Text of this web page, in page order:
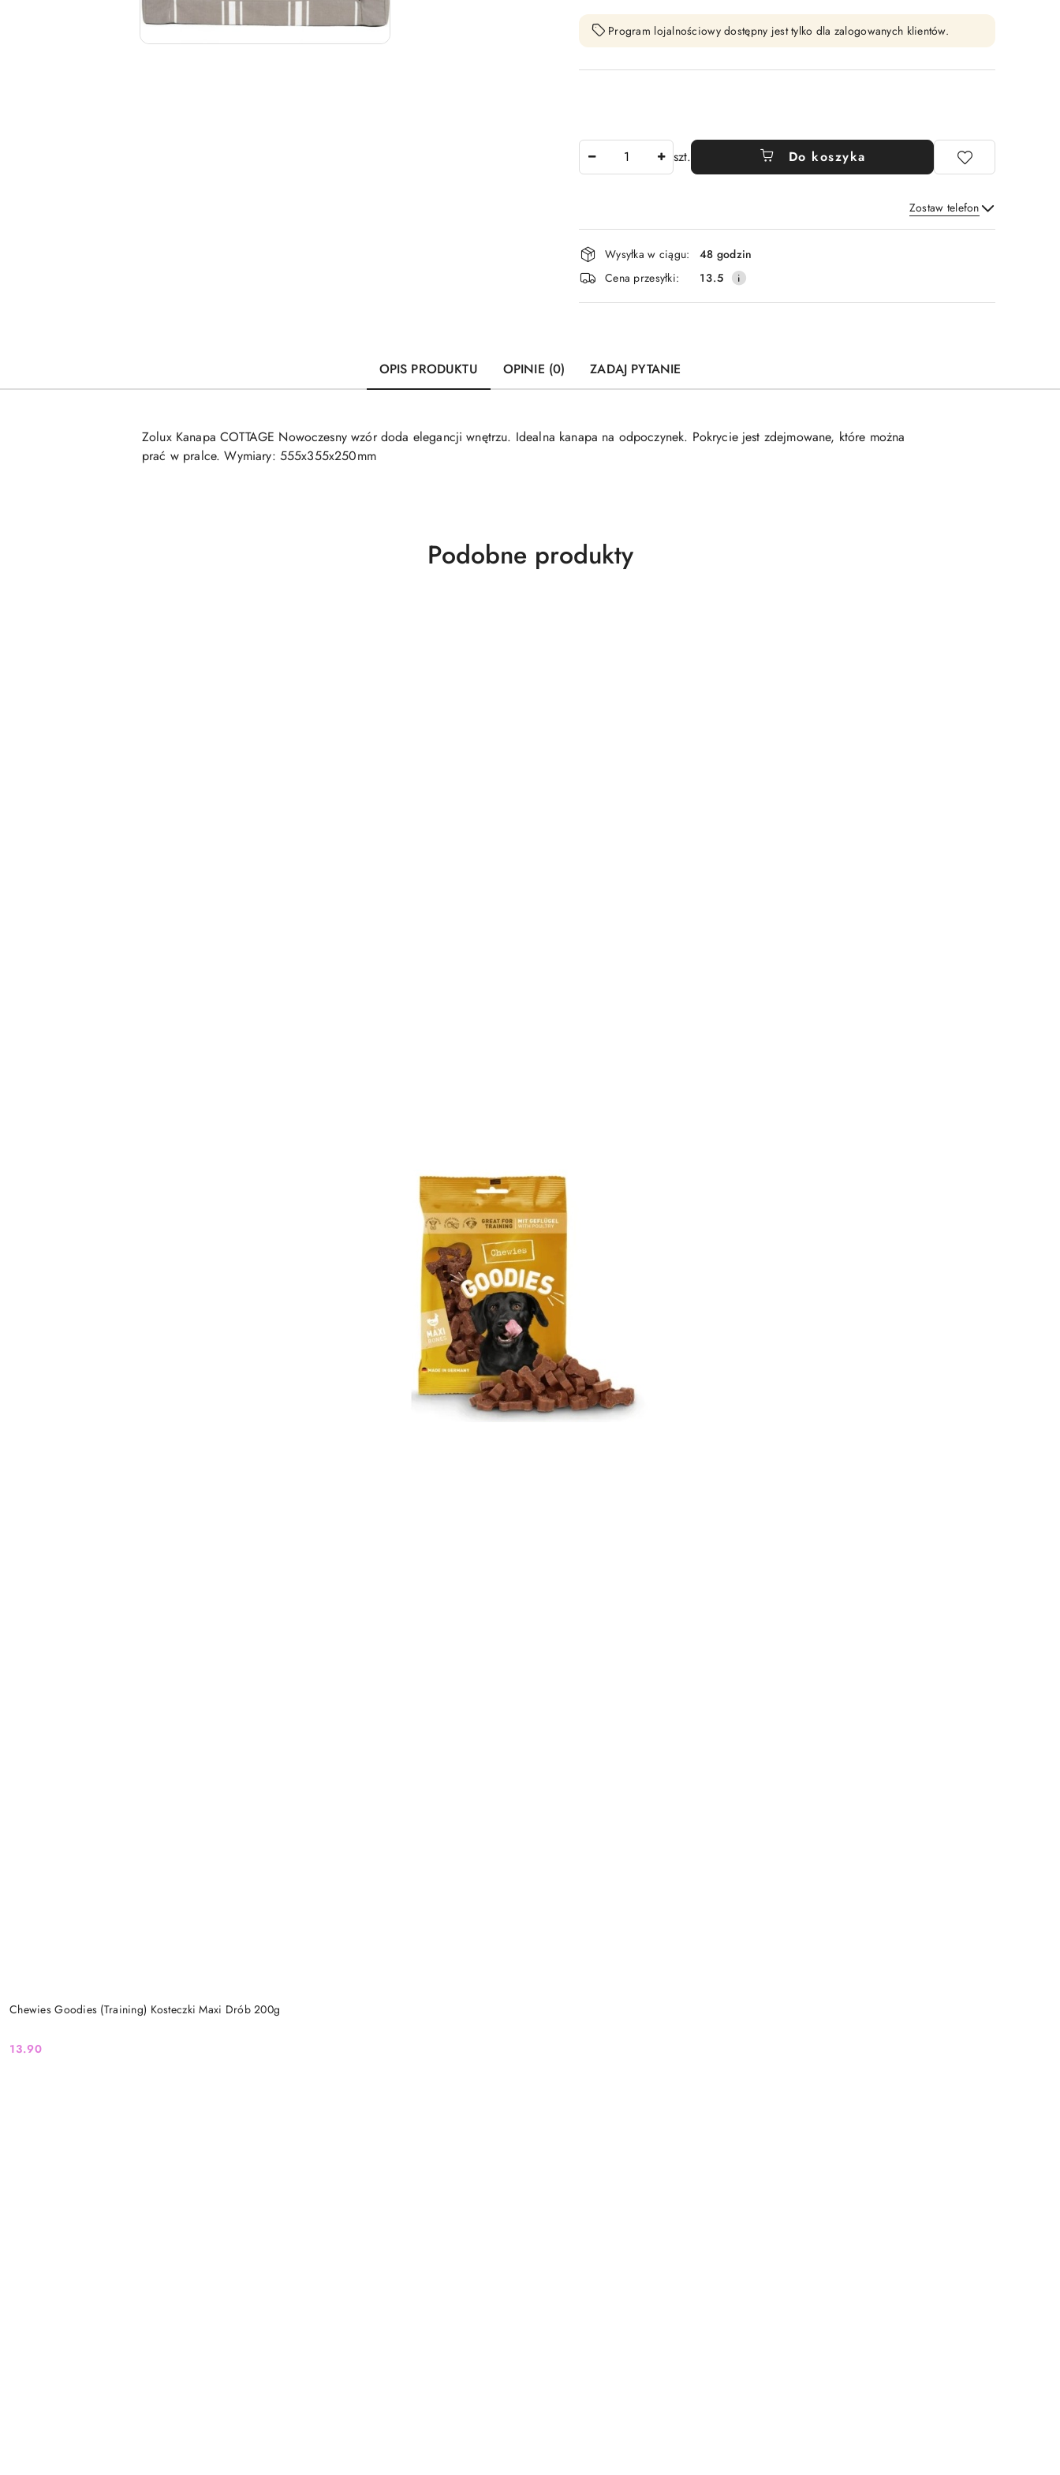
Program lojalnościowy dostępny jest tylko dla zalogowanych klientów.
szt. Do koszyka
Zostaw telefon
Wyślij
Dostępność
i
dostawa
Wysyłka w ciągu:
48 godzin
Cena przesyłki:
13.5
OPIS PRODUKTU OPINIE (0) ZADAJ PYTANIE
Zolux Kanapa COTTAGE Nowoczesny wzór doda elegancji wnętrzu. Idealna kanapa na odpoczynek. Pokrycie jest zdejmowane, które można
prać w pralce. Wymiary: 555x355x250mm
Produkty
Podobne produkty
Chewies Goodies (Training) Kosteczki Maxi Drób 200g
Cena:
13.90